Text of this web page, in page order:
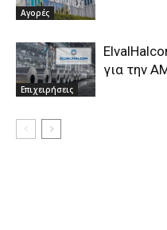
Αγορές
Επιχειρήσεις
για την